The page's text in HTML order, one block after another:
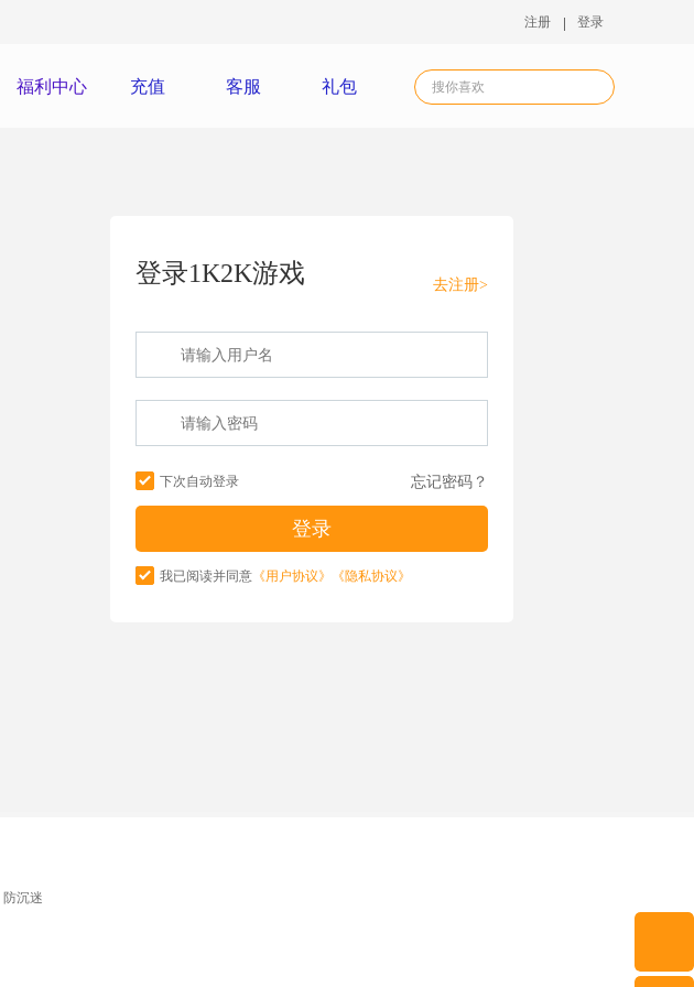
注册 登录
福利中心 充值 客服 礼包
登录1K2K游戏 去注册>
下次自动登录 忘记密码？
我已阅读并同意 《用户协议》 《隐私协议》
防沉迷